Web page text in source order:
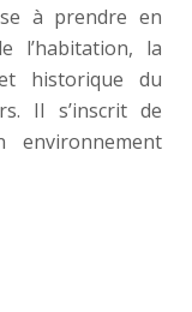
à prendre en
l’habitation, la
historique du
Il s’inscrit de
environnement